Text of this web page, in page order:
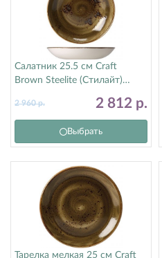
Салатник 25.5 см Craft
Brown Steelite (Стилайт)
2 812 р.
2 960р.
Выбрать
Тарелка мелкая 25 см Craft